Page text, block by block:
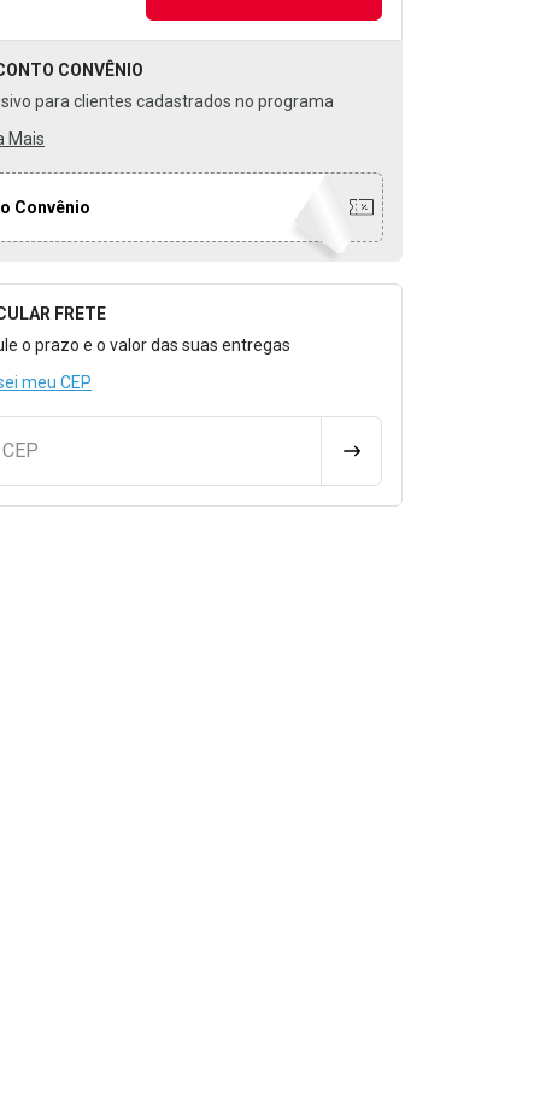
CONVÊNIO
para clientes cadastrados no programa
Mais
Convênio
para Calcular o Frete
FRETE
o prazo e o valor das suas entregas
meu CEP
CALCULAR FRETE